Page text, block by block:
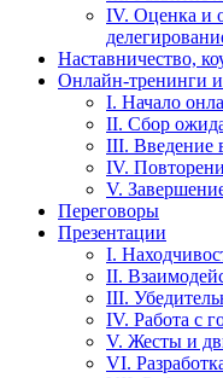
IV. Оценка и
Наставничество,
Онлайн-тренинги
I. Начало
II. Сбор
III. Введение
IV.
V.
Переговоры
Презентации
I.
II.
III.
IV. Работа с
V. Жесты и
VI.